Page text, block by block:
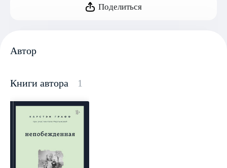
Поделиться
Автор
Книги автора 1